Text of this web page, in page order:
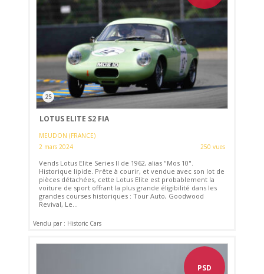
25
LOTUS ELITE S2 FIA
MEUDON (FRANCE)
2 mars 2024
250 vues
Vends Lotus Elite Series II de 1962, alias "Mos 10".
Historique lipide. Prête à courir, et vendue avec son lot de
pièces détachées, cette Lotus Elite est probablement la
voiture de sport offrant la plus grande éligibilité dans les
grandes courses historiques : Tour Auto, Goodwood
Revival, Le...
Vendu par : Historic Cars
PSD